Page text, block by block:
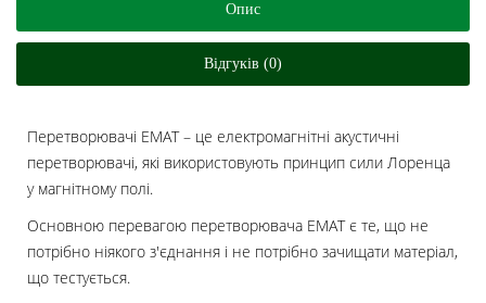
Опис
Відгуків (0)
Перетворювачі EMAT – це електромагнітні акустичні
перетворювачі, які використовують принцип сили Лоренца
у магнітному полі.
Основною перевагою перетворювача EMAT є те, що не
потрібно ніякого з'єднання і не потрібно зачищати матеріал,
що тестується.